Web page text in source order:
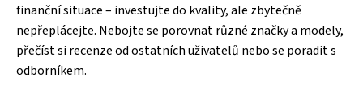
finanční situace – investujte do kvality, ale zbytečně
nepřeplácejte. Nebojte se porovnat různé značky a modely,
přečíst si recenze od ostatních uživatelů nebo se poradit s
odborníkem.